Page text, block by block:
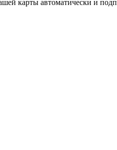
карты автоматически и